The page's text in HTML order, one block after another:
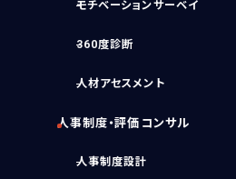
モチベーションサーベイ
360度診断
人材アセスメント
人事制度・評価コンサル
人事制度設計